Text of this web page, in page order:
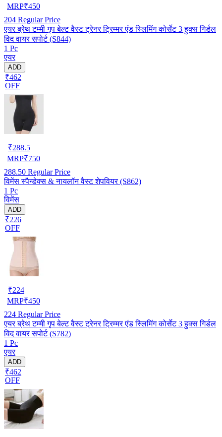
MRP₹450
204 Regular Price
एयर ब्रेथ टम्मी गृप बेल्ट वैस्ट ट्रेनर ट्रिम्मर एंड स्लिमिंग कोर्सेट 3 हुक्स गिर्डल
विद वायर सपोर्ट (S844)
1 Pc
एयर
ADD
₹462
OFF
₹288.5
MRP₹750
288.50 Regular Price
विमेंस स्पैन्डेक्स & नायलॉन वैस्ट शेपवियर (S862)
1 Pc
विमेंस
ADD
₹226
OFF
₹224
MRP₹450
224 Regular Price
एयर ब्रेथ टम्मी गृप बेल्ट वैस्ट ट्रेनर ट्रिम्मर एंड स्लिमिंग कोर्सेट 3 हुक्स गिर्डल
विद वायर सपोर्ट (S782)
1 Pc
एयर
ADD
₹462
OFF